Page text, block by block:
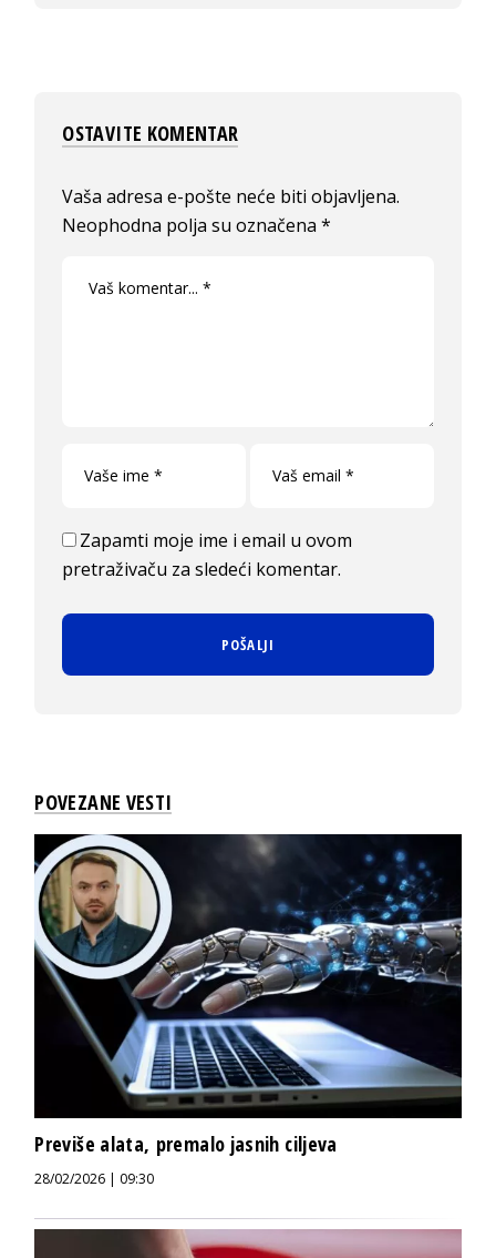
OSTAVITE KOMENTAR
Vaša adresa e-pošte neće biti objavljena.
Neophodna polja su označena*
Zapamti moje ime i email u ovom
pretraživaču za sledeći komentar.
POVEZANE VESTI
Previše alata, premalo jasnih ciljeva
28/02/2026 | 09:30